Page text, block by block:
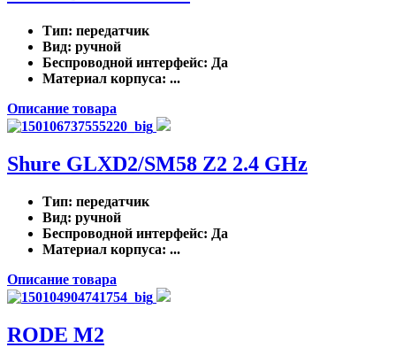
Тип: передатчик
Вид: ручной
Беспроводной интерфейс: Да
Материал корпуса: ...
Описание товара
Shure GLXD2/SM58 Z2 2.4 GHz
Тип: передатчик
Вид: ручной
Беспроводной интерфейс: Да
Материал корпуса: ...
Описание товара
RODE M2